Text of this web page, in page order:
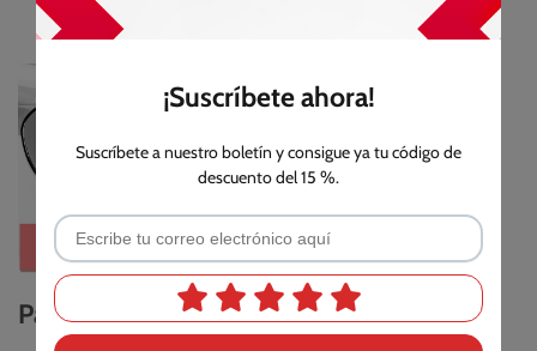
Partes aptas para lavavajillas
¡Suscríbete ahora!
Suscríbete a nuestro boletín y consigue ya tu código de
descuento del 15 %.